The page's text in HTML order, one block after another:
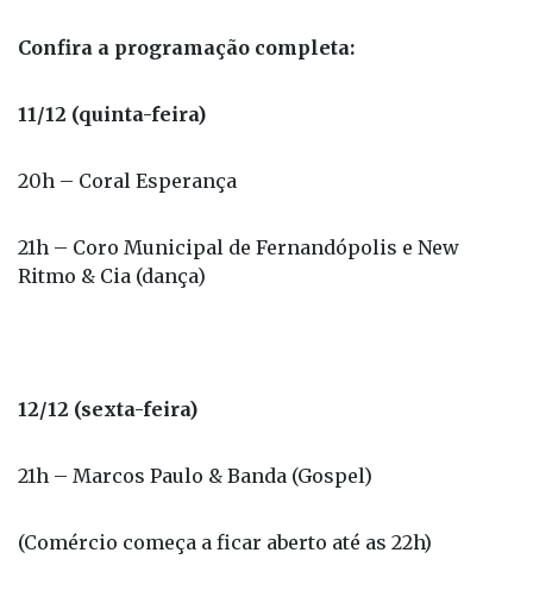
Confira a programação completa:
11/12 (quinta-feira)
20h – Coral Esperança
21h – Coro Municipal de Fernandópolis e New
Ritmo & Cia (dança)
12/12 (sexta-feira)
21h – Marcos Paulo & Banda (Gospel)
(Comércio começa a ficar aberto até as 22h)